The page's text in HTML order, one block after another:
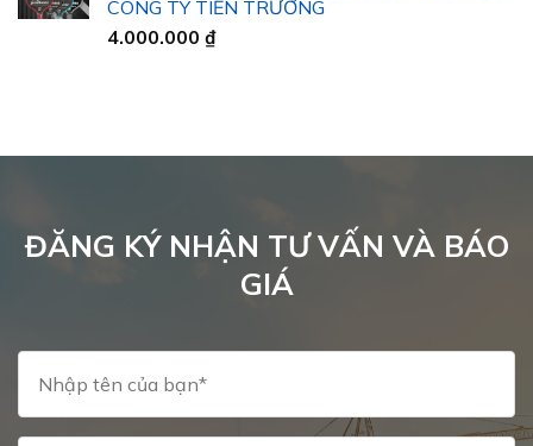
đến
CÔNG TY TIẾN TRƯỜNG
4.000.000 ₫
ĐĂNG KÝ NHẬN TƯ VẤN VÀ BÁO
GIÁ